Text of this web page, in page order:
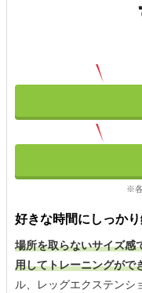
※
好きな時間にしっか
場所を取らないサイズ感
用してトレーニングがで
ル、レッグエクステンシ